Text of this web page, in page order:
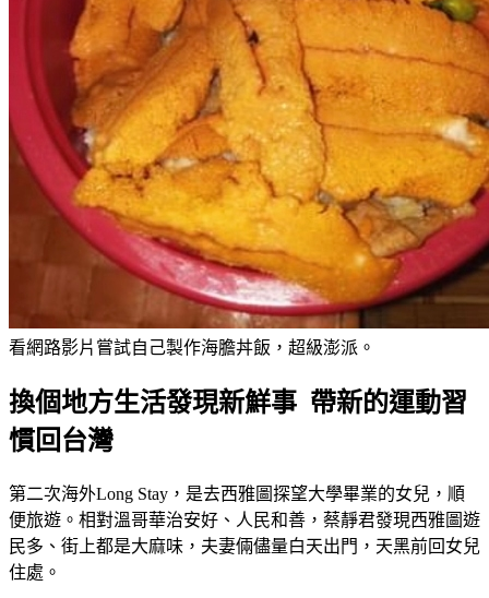
看網路影片嘗試自己製作海膽丼飯，超級澎派。
換個地方生活發現新鮮事 帶新的運動習
慣回台灣
第二次海外Long Stay，是去西雅圖探望大學畢業的女兒，順
便旅遊。相對溫哥華治安好、人民和善，蔡靜君發現西雅圖遊
民多、街上都是大麻味，夫妻倆儘量白天出門，天黑前回女兒
住處。